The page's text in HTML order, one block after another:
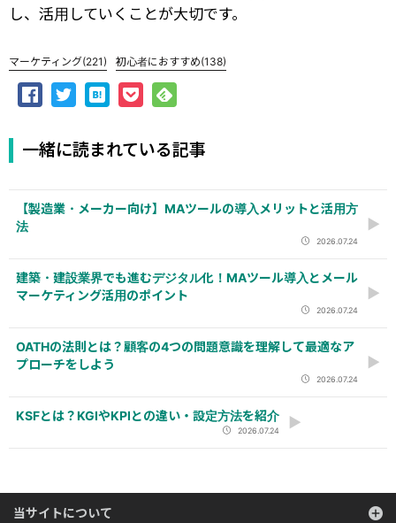
し、活用していくことが大切です。
マーケティング(221) 初心者におすすめ(138)
一緒に読まれている記事
【製造業・メーカー向け】MAツールの導入メリットと活用方
法
2026.07.24
建築・建設業界でも進むデジタル化！MAツール導入とメール
マーケティング活用のポイント
2026.07.24
OATHの法則とは？顧客の4つの問題意識を理解して最適なア
プローチをしよう
2026.07.24
KSFとは？KGIやKPIとの違い・設定方法を紹介
2026.07.24
当サイトについて